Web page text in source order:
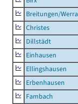
Breitungen/Werra
Christes
Dillstädt
Einhausen
Ellingshausen
Erbenhausen
Fambach